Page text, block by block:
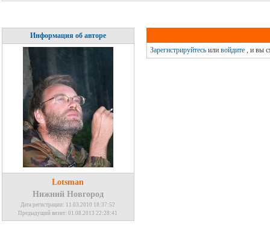
Информация об авторе
Lotsman
Нижний Новгород
Дата регистрации: 11.03.2010 18:37:52
Предыдущий визит: 01.08.2013 22:28:41
Зарегистрируйтесьили войдите, и вы